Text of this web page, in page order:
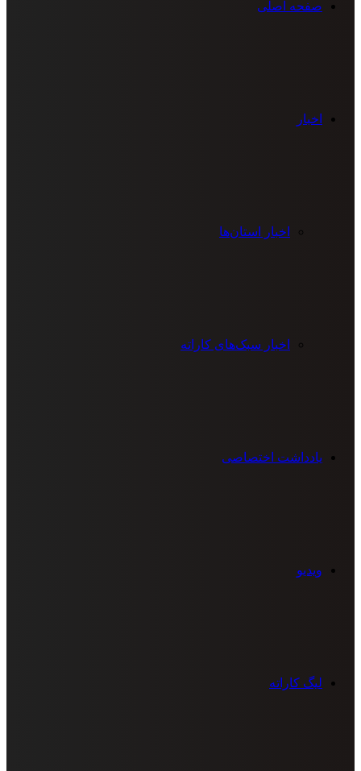
صفحه اصلی
اخبار
اخبار استان‌ها
اخبار سبک‌های کاراته
یادداشت اختصاصی
ویدیو
لیگ کاراته